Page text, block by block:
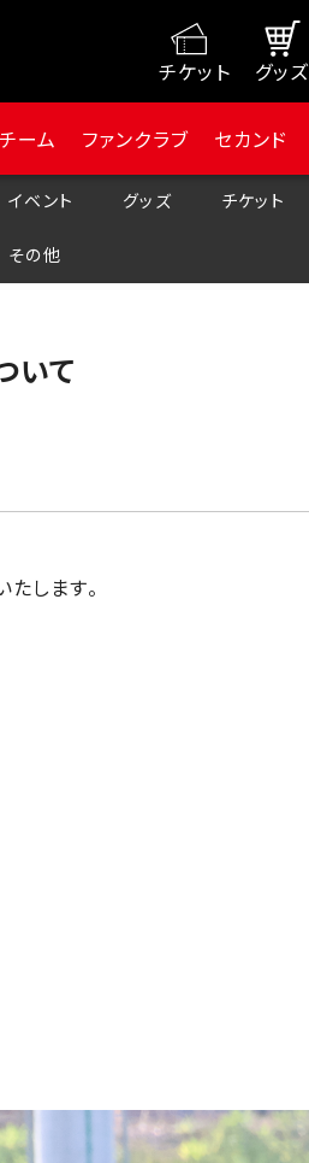
チケット グッズ
ーム ファンクラブ セカンド
イベント グッズ チケット
その他
いて
します。